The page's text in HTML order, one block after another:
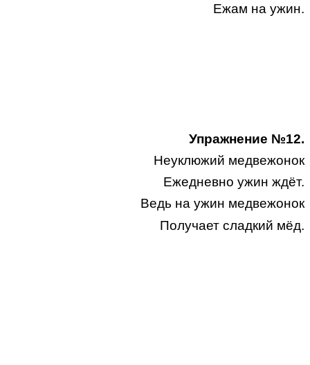
Ежам на ужин.
Упражнение №12.
Неуклюжий медвежонок
Ежедневно ужин ждёт.
Ведь на ужин медвежонок
Получает сладкий мёд.